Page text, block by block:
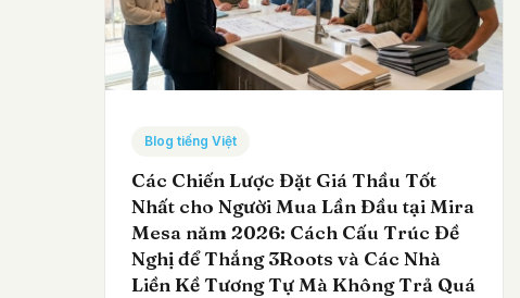
Blog tiếng Việt
Các Chiến Lược Đặt Giá Thầu Tốt
Nhất cho Người Mua Lần Đầu tại Mira
Mesa năm 2026: Cách Cấu Trúc Đề
Nghị để Thắng 3Roots và Các Nhà
Liền Kề Tương Tự Mà Không Trả Quá